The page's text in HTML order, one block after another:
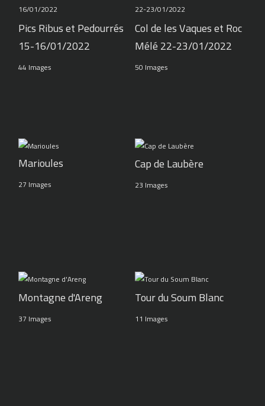
Pics Ribus et Pedourrés
15-16/01/2022
44 Images
Col de les Vaques et Roc
Mélé 22-23/01/2022
50 Images
Marioules
27 Images
Cap de Laubère
23 Images
Montagne d'Areng
37 Images
Tour du Soum Blanc
11 Images